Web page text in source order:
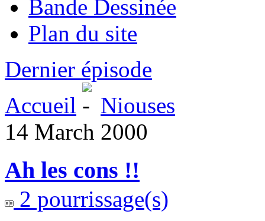
Bande Dessinée
Plan du site
Dernier épisode
Accueil
Niouses
14 March 2000
Ah les cons !!
2 pourrissage(s)